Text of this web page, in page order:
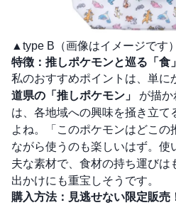
▲type B（画像はイメージです）
特徴：推しポケモンと巡る「食
私のおすすめポイントは、単に
道県の「推しポケモン」
が描
は、各地域への興味を掻き立て
よね。「このポケモンはどこの
ながら使うのも楽しいはず。使
夫な素材で、食材の持ち運びは
出かけにも重宝しそうです。
購入方法：見逃せない限定販売